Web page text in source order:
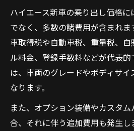
ハイエース新車の乗り出し価格
でなく、多数の諸費用が含まれ
車取得税や自動車税、重量税、
ル料金、登録手数料などが代表的
は、車両のグレードやボディサイ
なります。
また、オプション装備やカスタ
合、それに伴う追加費用も発生し